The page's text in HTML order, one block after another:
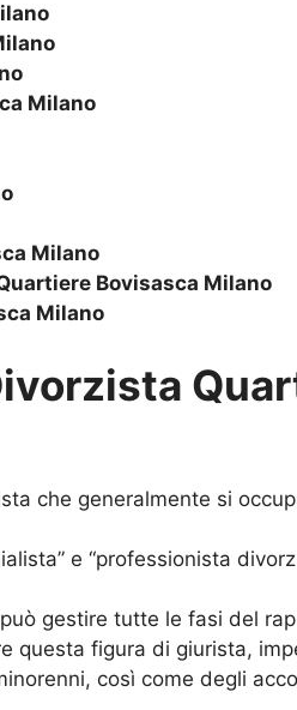
Milano
Milano
Bovisasca Milano
Milano
che generalmente si
e “professionista
gestire tutte le fasi del
questa figura di giurista,
così come degli